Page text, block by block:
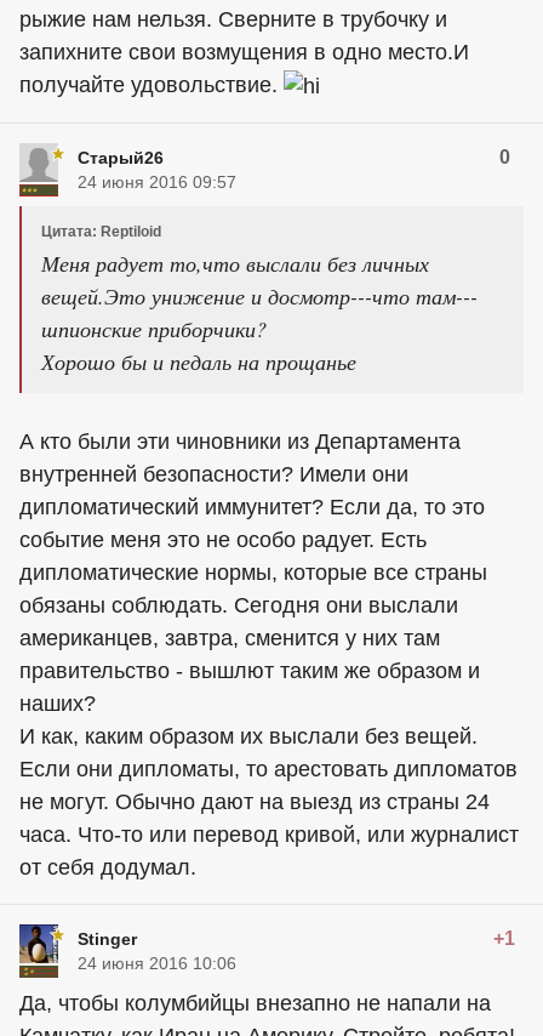
рыжие нам нельзя. Сверните в трубочку и
запихните свои возмущения в одно место.И
получайте удовольствие.
Старый26 0
24 июня 2016 09:57
Цитата: Reptiloid
Меня радует то,что выслали без личных
вещей.Это унижение и досмотр---что там---
шпионские приборчики?
Хорошо бы и педаль на прощанье
А кто были эти чиновники из Департамента
внутренней безопасности? Имели они
дипломатический иммунитет? Если да, то это
событие меня это не особо радует. Есть
дипломатические нормы, которые все страны
обязаны соблюдать. Сегодня они выслали
американцев, завтра, сменится у них там
правительство - вышлют таким же образом и
наших?
И как, каким образом их выслали без вещей.
Если они дипломаты, то арестовать дипломатов
не могут. Обычно дают на выезд из страны 24
часа. Что-то или перевод кривой, или журналист
от себя додумал.
Stinger +1
24 июня 2016 10:06
Да, чтобы колумбийцы внезапно не напали на